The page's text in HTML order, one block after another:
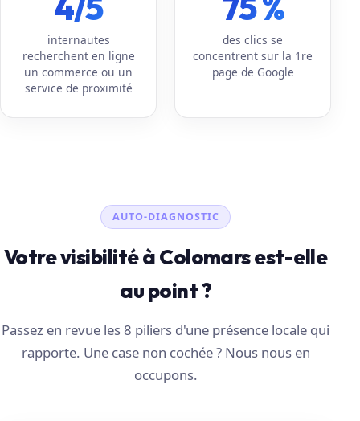
internautes
recherchent en ligne
un commerce ou un
service de proximité
des clics se
concentrent sur la 1re
page de Google
AUTO-DIAGNOSTIC
Votre visibilité à Colomars est-elle
au point ?
Passez en revue les 8 piliers d'une présence locale qui
rapporte. Une case non cochée ? Nous nous en
occupons.